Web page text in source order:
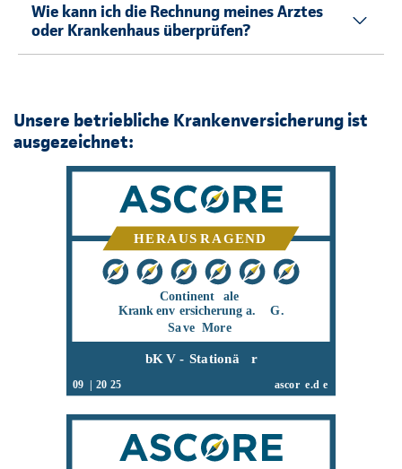
Wie kann ich die Rechnung meines Arztes
oder Krankenhaus überprüfen?
Unsere betriebliche Krankenversicherung ist
ausgezeichnet: